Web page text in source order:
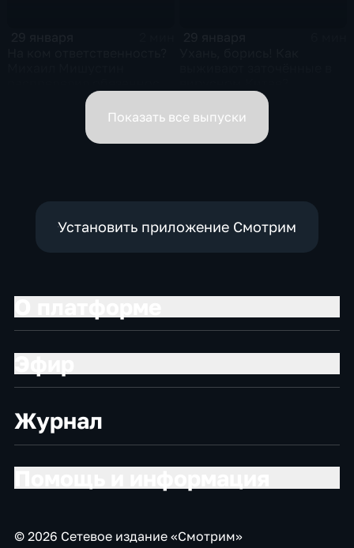
вице-премьеров
Показать все выпуски
Установить приложение Смотрим
Журнал
© 2026 Сетевое издание «Смотрим»